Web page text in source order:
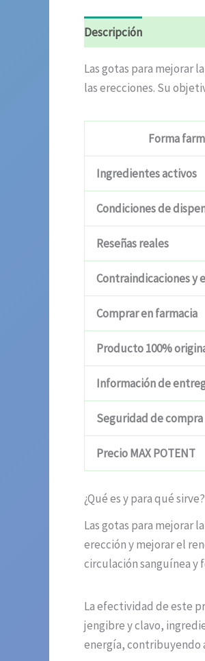
Descripción
Las gotas para mejorar
las erecciones. Su
Forma
Ingredientes activos
Condiciones de
Reseñas reales
Contraindicaciones y
Comprar en farmacia
Producto 100%
Información de
Seguridad de compra
Precio MAX POTENT
¿Qué es y para qué sirve?
Las gotas para mejorar
erección y mejorar el
circulación sanguínea
La efectividad de este
jengibre y clavo,
energía, contribuyendo